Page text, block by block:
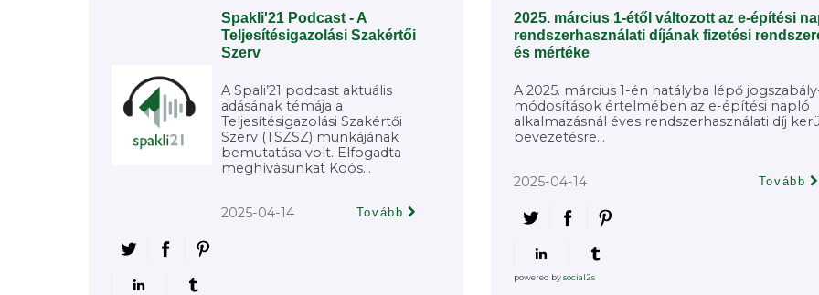
Spakli'21 Podcast - A
Teljesítésigazolási Szakértői
Szerv
A Spali’21 podcast aktuális
adásának témája a
Teljesítésigazolási Szakértői
Szerv (TSZSZ) munkájának
bemutatása volt. Elfogadta
meghívásunkat Koós...
2025-04-14 Tovább
2025. március 1-étől változott az e-építési
rendszerhasználati díjának fizetési
és mértéke
A 2025. március 1-én hatályba lépő
módosítások értelmében az e-építési napló
alkalmazásnál éves rendszerhasználati díj
bevezetésre...
2025-04-14 Tovább
powered bysocial2s